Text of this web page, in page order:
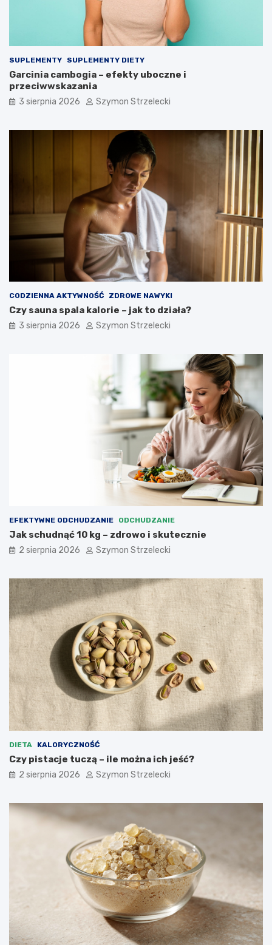
SUPLEMENTY SUPLEMENTY DIETY
Garcinia cambogia – efekty uboczne i
przeciwwskazania
3 sierpnia 2026 Szymon Strzelecki
CODZIENNA AKTYWNOŚĆ ZDROWE NAWYKI
Czy sauna spala kalorie – jak to działa?
3 sierpnia 2026 Szymon Strzelecki
EFEKTYWNE ODCHUDZANIE ODCHUDZANIE
Jak schudnąć 10 kg – zdrowo i skutecznie
2 sierpnia 2026 Szymon Strzelecki
DIETA KALORYCZNOŚĆ
Czy pistacje tuczą – ile można ich jeść?
2 sierpnia 2026 Szymon Strzelecki